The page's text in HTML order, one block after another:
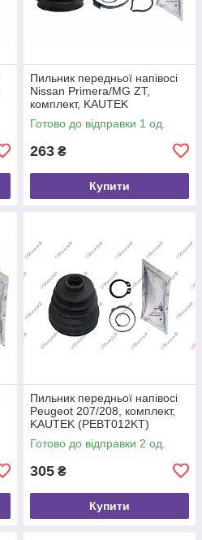
Пильник передньої напівосі
Nissan Primera/MG ZT,
комплект, KAUTEK
(NIBT017KT)
Готово до відправки 1 од.
263 ₴
Купити
Пильник передньої напівосі
Peugeot 207/208, комплект,
KAUTEK (PEBT012KT)
Готово до відправки 2 од.
305 ₴
Купити